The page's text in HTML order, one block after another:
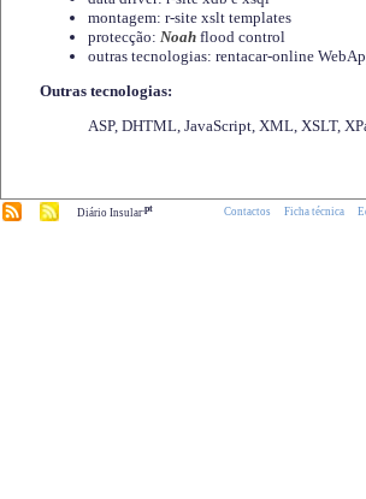
montagem: r-site xslt templates
protecção: Noah flood control
outras tecnologias: rentacar-online
Outras tecnologias:
ASP, DHTML, JavaScript, XML, XSLT,
Diário Insular.pt Contactos Ficha técnica